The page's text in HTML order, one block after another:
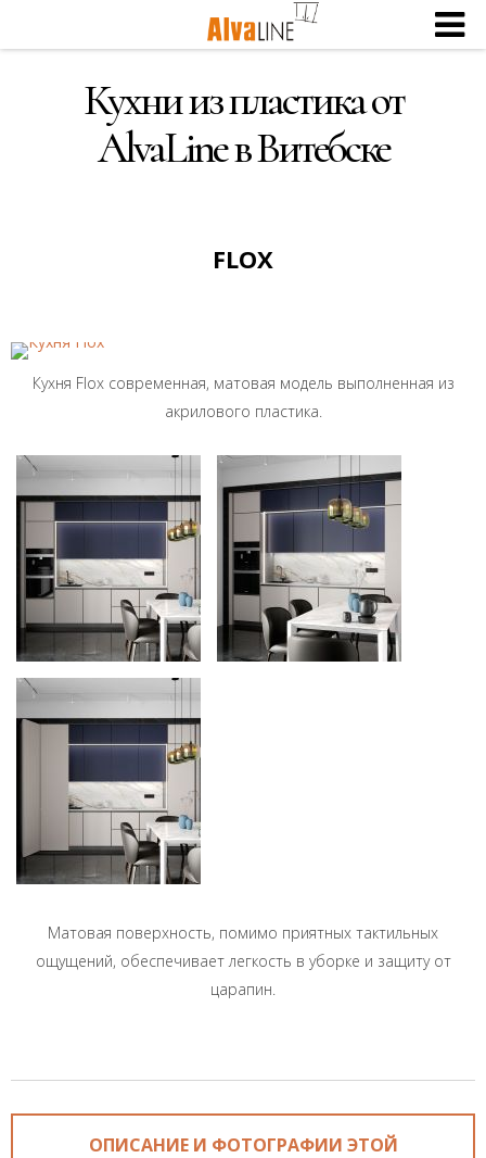
Кухни из пластика от
AlvaLine в Витебске
FLOX
Кухня Flox современная, матовая модель выполненная из
акрилового пластика.
Матовая поверхность, помимо приятных тактильных
ощущений, обеспечивает легкость в уборке и защиту от
царапин.
ОПИСАНИЕ И ФОТОГРАФИИ ЭТОЙ